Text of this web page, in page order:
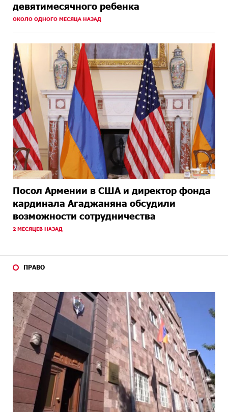
девятимесячного ребенка
ОКОЛО ОДНОГО МЕСЯЦА НАЗАД
Посол Армении в США и директор фонда
кардинала Агаджаняна обсудили
возможности сотрудничества
2 МЕСЯЦЕВ НАЗАД
ПРАВО